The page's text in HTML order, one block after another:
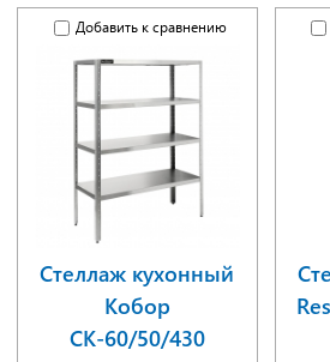
Добавить к сравнению
Стеллаж кухонный
Кобор
СК-60/50/430